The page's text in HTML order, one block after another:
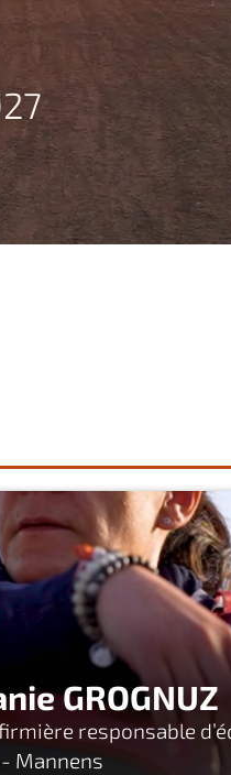
GROGNUZ
responsable
Mannens